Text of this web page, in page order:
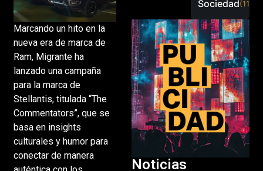
Marcando un hito en la
nueva era de marca de
Ram, Migrante ha
lanzado una campaña
para la marca de
Stellantis, titulada “The
Commentators”, que se
basa en insights
culturales y humor para
conectar de manera
Sociedad(115)
Noticias